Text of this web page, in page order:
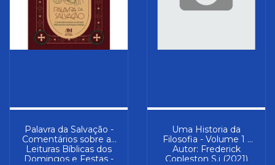
Palavra da Salvação -
Comentários sobre as
Leituras Bíblicas dos
Domingos e Festas -
Uma Historia da
Filosofia - Volume 1 -
Autor: Frederick
Copleston S.j (2021)